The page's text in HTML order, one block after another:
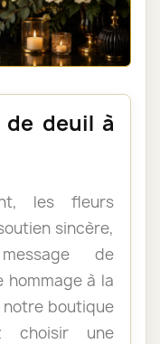
deuil à
les fleurs
sincère,
de
à la
notre boutique
choisir une